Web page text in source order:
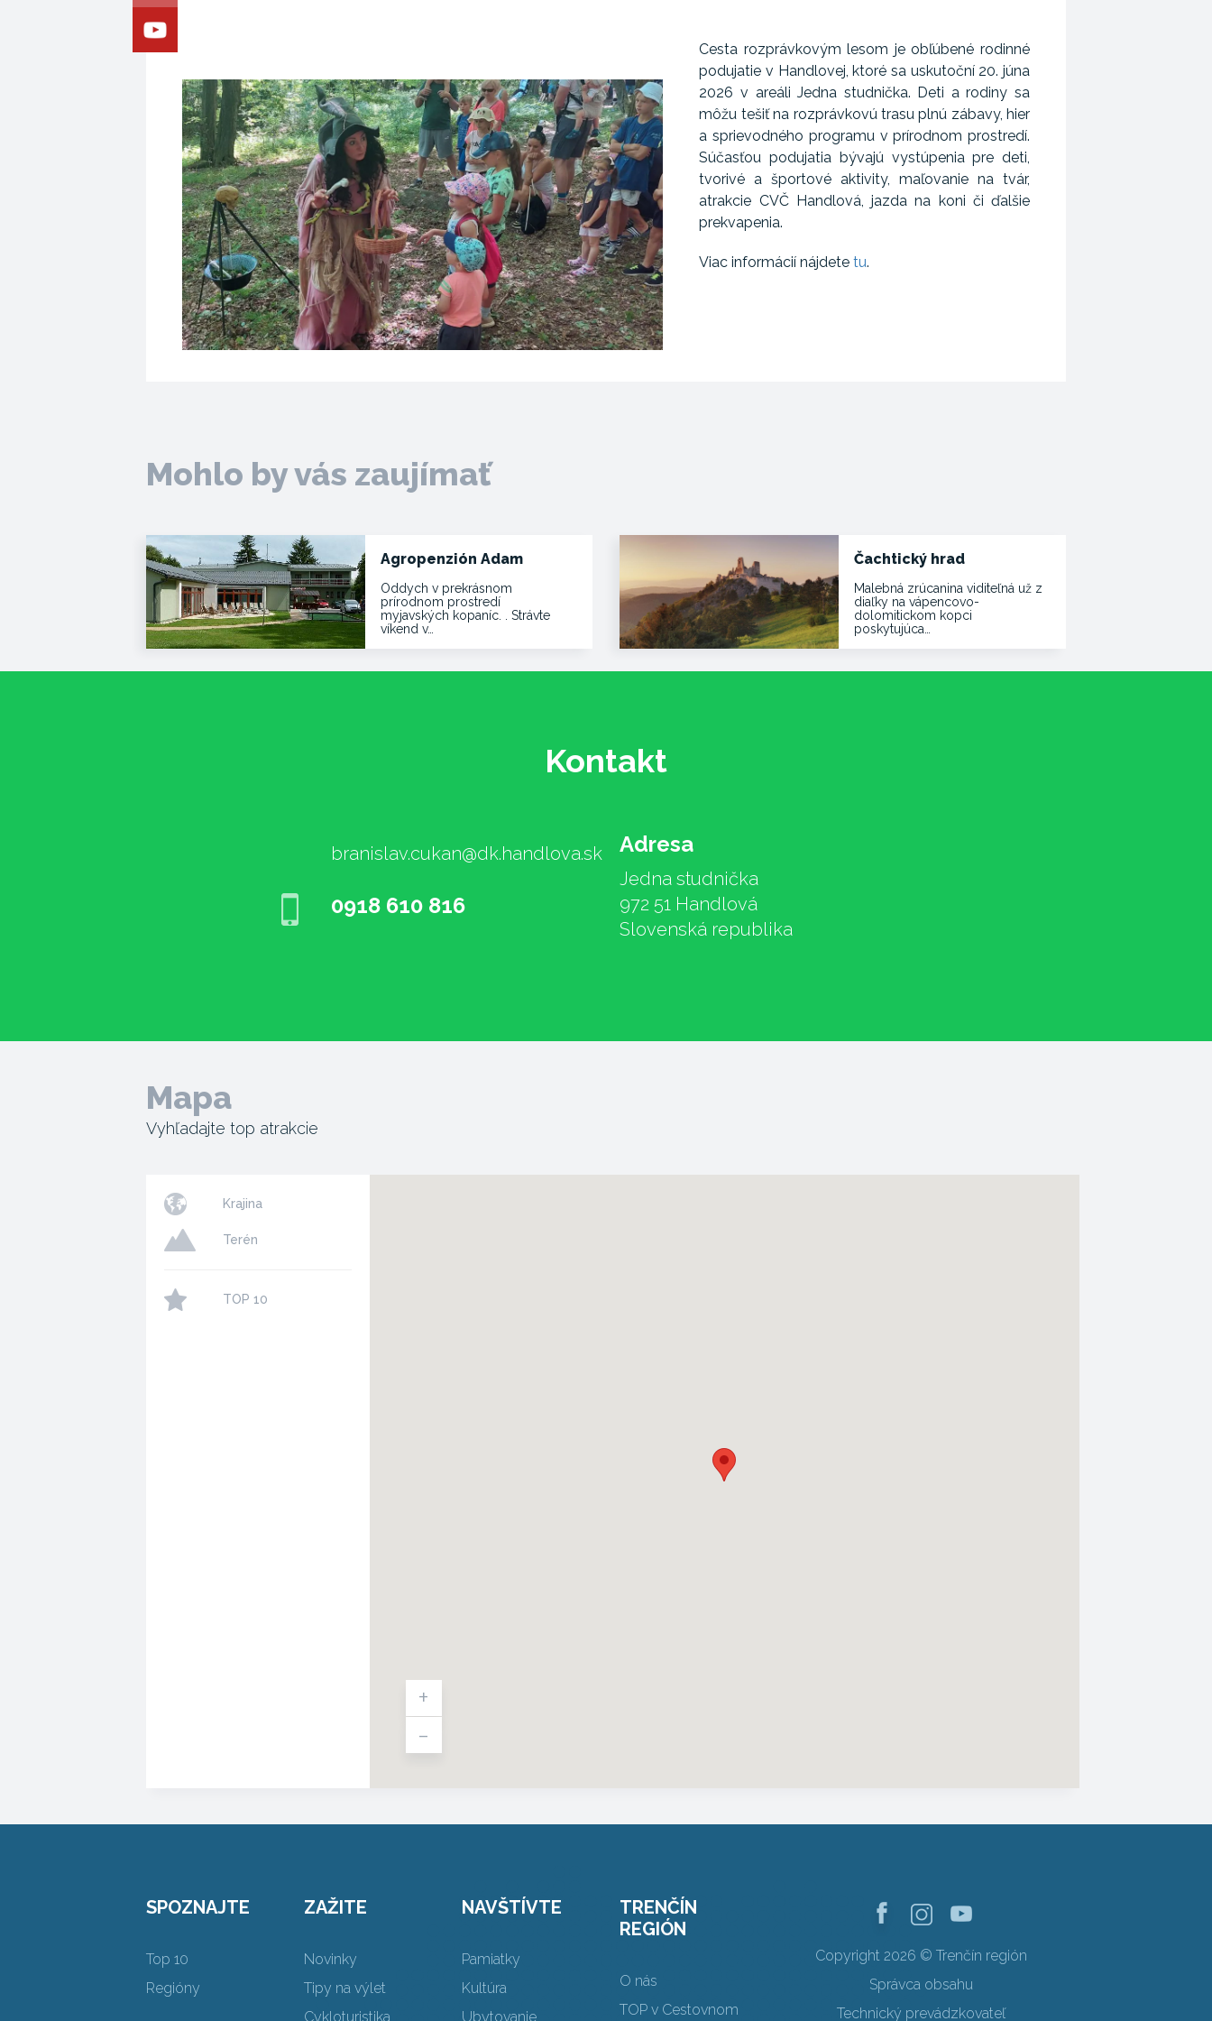
Cesta rozprávkovým lesom je obľúbené rodinné
podujatie v Handlovej, ktoré sa uskutoční 20. júna
2026 v areáli Jedna studnička. Deti a rodiny sa
môžu tešiť na rozprávkovú trasu plnú zábavy, hier
a sprievodného programu v prírodnom prostredí.
Súčasťou podujatia bývajú vystúpenia pre deti,
tvorivé a športové aktivity, maľovanie na tvár,
atrakcie CVČ Handlová, jazda na koni či ďalšie
prekvapenia.
Viac informácií nájdetetu.
Mohlo by vás zaujímať
Agropenzión Adam
Oddych v prekrásnom
prírodnom prostredí
myjavských kopaníc. . Strávte
víkend v…
Čachtický hrad
Malebná zrúcanina viditeľná už z
diaľky na vápencovo-
dolomitickom kopci
poskytujúca…
Kontakt
branislav.cukan@dk.handlova.sk
0918 610 816
Adresa
Jedna studnička
972 51 Handlová
Slovenská republika
Mapa
Vyhľadajte top atrakcie
Krajina
Terén
TOP 10
+
-
SPOZNAJTE
Top 10
Regióny
ZAŽITE
Novinky
Tipy na výlet
Cykloturistika
NAVŠTÍVTE
Pamiatky
Kultúra
Ubytovanie
TRENČÍN
REGIÓN
O nás
TOP v Cestovnom
Copyright 2026 © Trenčín región
Správca obsahu
Technický prevádzkovateľ